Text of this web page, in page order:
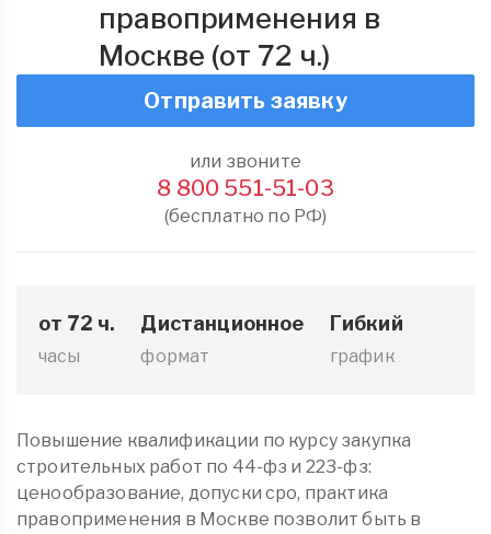
правоприменения в
Москве (от 72 ч.)
Отправить заявку
или звоните
8 800 551-51-03
(бесплатно по РФ)
от 72 ч.
часы
Дистанционное
формат
Гибкий
график
Повышение квалификации по курсу закупка
строительных работ по 44-фз и 223-фз:
ценообразование, допуски сро, практика
правоприменения в Москве позволит быть в